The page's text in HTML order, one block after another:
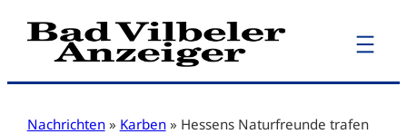
Zum
Inhalt
Nachrichten » Karben » Hessens Naturfreunde trafen